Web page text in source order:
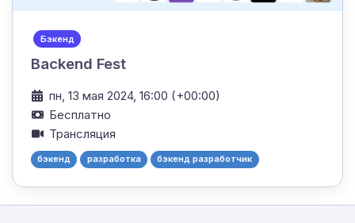
Бэкенд
Backend Fest
пн, 13 мая 2024, 16:00 (+00:00)
Бесплатно
Трансляция
бэкенд разработка бэкенд разработчик